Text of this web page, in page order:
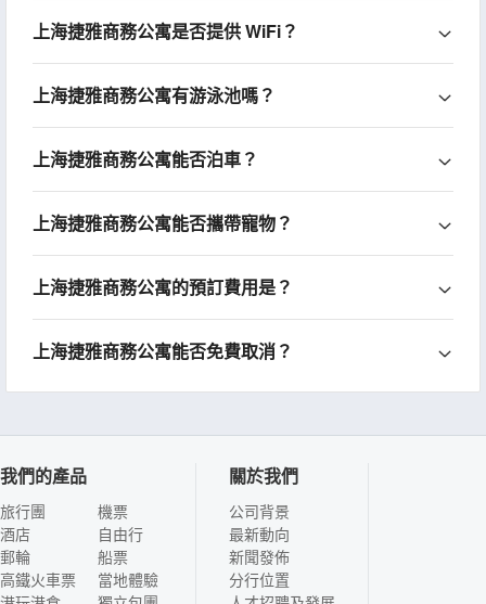
上海捷雅商務公寓是否提供 WiFi？
上海捷雅商務公寓有游泳池嗎？
上海捷雅商務公寓能否泊車？
上海捷雅商務公寓能否攜帶寵物？
上海捷雅商務公寓的預訂費用是？
上海捷雅商務公寓能否免費取消？
我們的產品
旅行團
酒店
郵輪
高鐵火車票
機票
自由行
船票
當地體驗
關於我們
公司背景
最新動向
新聞發佈
分行位置